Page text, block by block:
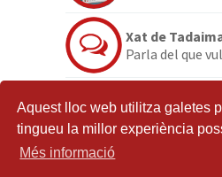
Aquest lloc web utilitza galetes
tingueu la millor experiència
Més informació
Xat de
Parla del que
Discord de
Per si no en